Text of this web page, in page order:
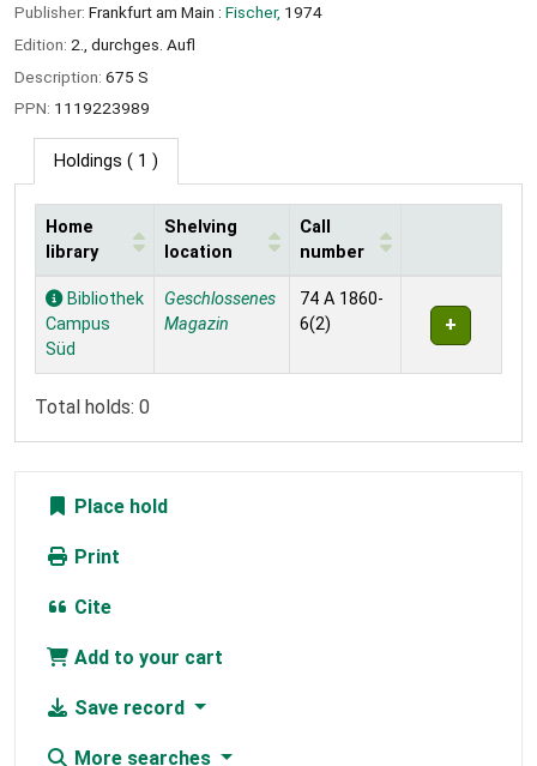
Publisher: Frankfurt am Main : Fischer, 1974
Edition: 2., durchges. Aufl
Description: 675 S
PPN: 1119223989
Holdings ( 1 )
Holdings
Home
library
Shelving
location
Call
number
Bibliothek
Campus
Süd
Geschlossenes
Magazin
74 A 1860-
6(2)
Total holds: 0
Place hold
Print
Cite
Add to your cart
Save record
More searches